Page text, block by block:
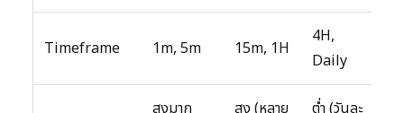
Timeframe 1m, 5m 15m, 1H
4H,
Daily
สูงมาก
สูง (หลาย
ต่ำ (วันละ